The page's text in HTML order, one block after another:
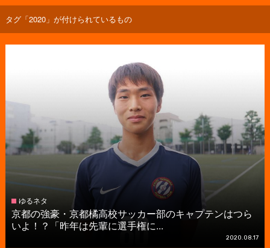
タグ「2020」が付けられているもの
ゆるネタ
京都の強豪・京都橘高校サッカー部のキャプテンはつら
いよ！？「昨年は先輩に選手権に...
2020.08.17